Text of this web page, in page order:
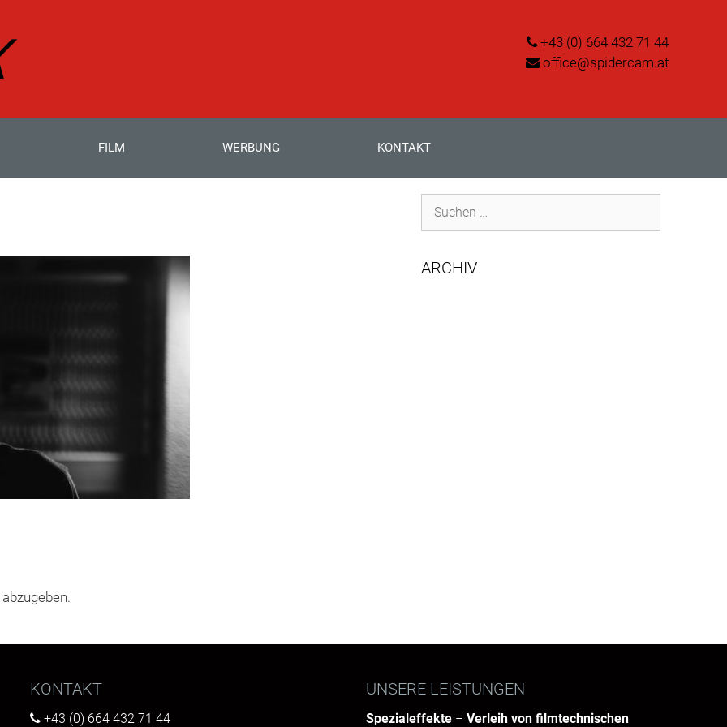
+43 (0) 664 432 71 44
office@spidercam.at
FILM WERBUNG KONTAKT
nach:
ARCHIV
KONTAKT
+43 (0) 664 432 71 44
UNSERE LEISTUNGEN
Spezialeffekte – Verleih von filmtechnischen